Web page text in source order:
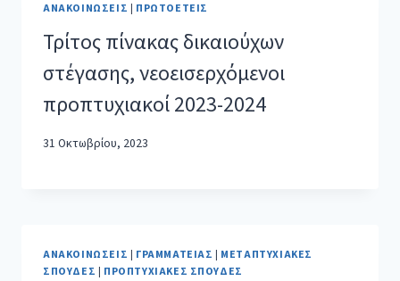
ΑΝΑΚΟΙΝΏΣΕΙΣ ΠΡΩΤΟΕΤΕΊΣ
Τρίτος πίνακας δικαιούχων
στέγασης, νεοεισερχόμενοι
προπτυχιακοί 2023-2024
31 Οκτωβρίου, 2023
ΑΝΑΚΟΙΝΏΣΕΙΣ | ΓΡΑΜΜΑΤΕΊΑΣ | ΜΕΤΑΠΤΥΧΙΑΚΈΣ
ΣΠΟΥΔΈΣ | ΠΡΟΠΤΥΧΙΑΚΈΣ ΣΠΟΥΔΈΣ